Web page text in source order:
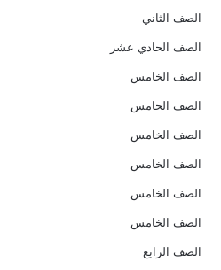
الصف الثاني
الصف الحادي عشر
الصف الخامس
الصف الخامس
الصف الخامس
الصف الخامس
الصف الخامس
الصف الخامس
الصف الرابع